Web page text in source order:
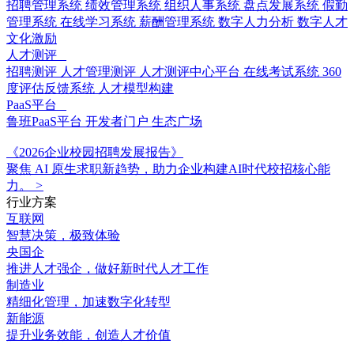
招聘管理系统 绩效管理系统 组织人事系统 盘点发展系统 假勤
管理系统 在线学习系统 薪酬管理系统 数字人力分析 数字人才
文化激励
人才测评
招聘测评 人才管理测评 人才测评中心平台 在线考试系统 360
度评估反馈系统 人才模型构建
PaaS平台
鲁班PaaS平台 开发者门户 生态广场
《2026企业校园招聘发展报告》
聚焦 AI 原生求职新趋势，助力企业构建AI时代校招核心能
力。
>
行业方案
互联网
智慧决策，极致体验
央国企
推进人才强企，做好新时代人才工作
制造业
精细化管理，加速数字化转型
新能源
提升业务效能，创造人才价值